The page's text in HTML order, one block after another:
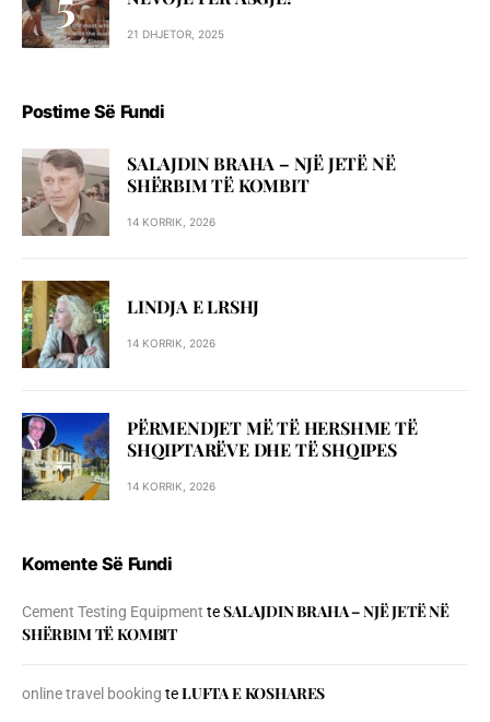
21 DHJETOR, 2025
Postime Së Fundi
SALAJDIN BRAHA – NJЁ JETЁ NЁ
SHЁRBIM TЁ KOMBIT
14 KORRIK, 2026
LINDJA E LRSHJ
14 KORRIK, 2026
PËRMENDJET MË TË HERSHME TË
SHQIPTARËVE DHE TË SHQIPES
14 KORRIK, 2026
Komente Së Fundi
Cement Testing Equipment teSALAJDIN BRAHA – NJЁ JETЁ NЁ
SHЁRBIM TЁ KOMBIT
online travel booking teLUFTA E KOSHARES